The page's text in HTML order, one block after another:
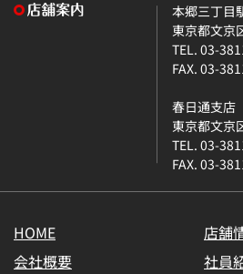
本郷三丁目
東京都文京
TEL. 03-
FAX. 03-
春日通支店
東京都文京
TEL. 03-
FAX. 03-
HOME
店舗
会社概要
社員